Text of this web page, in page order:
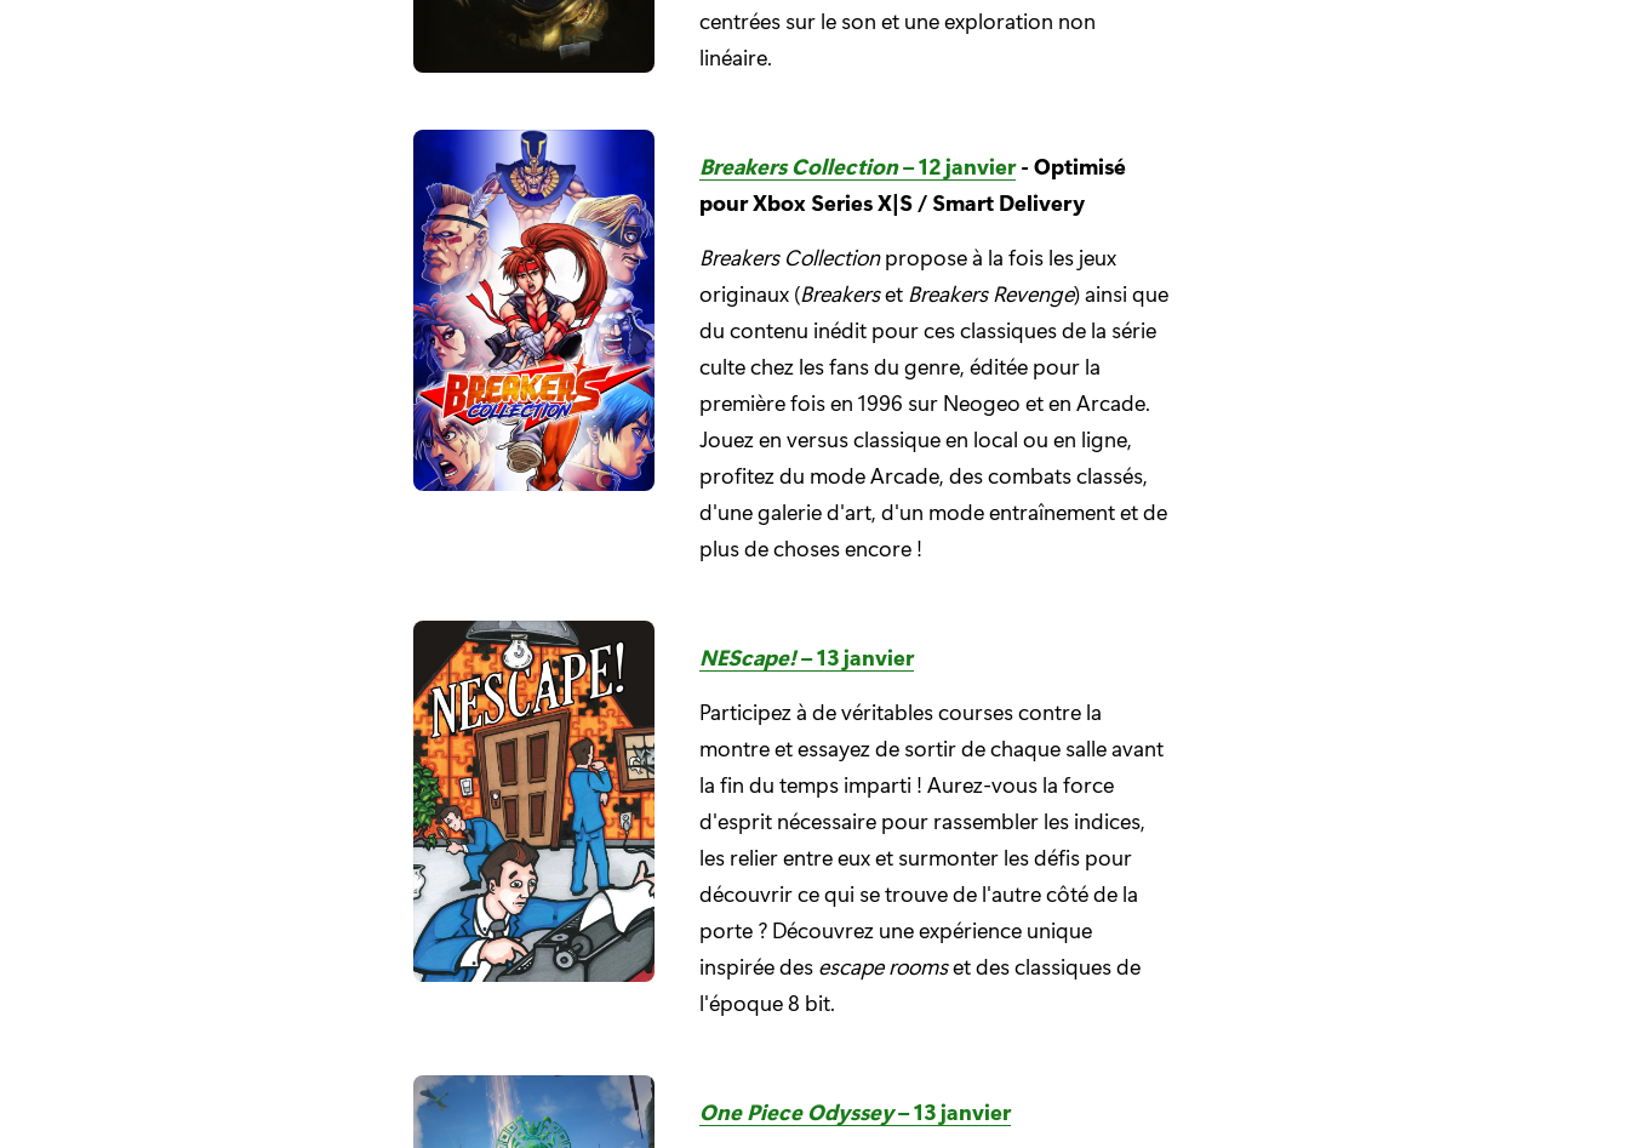
centrées sur le son et une exploration non
linéaire.
Breakers Collection– 12 janvier- Optimisé
pour Xbox Series X|S / Smart Delivery
Breakers Collectionpropose à la fois les jeux
originaux (Breakerset Breakers Revenge) ainsi que
du contenu inédit pour ces classiques de la série
culte chez les fans du genre, éditée pour la
première fois en 1996 sur Neogeo et en Arcade.
Jouez en versus classique en local ou en ligne,
profitez du mode Arcade, des combats classés,
d'une galerie d'art, d'un mode entraînement et de
plus de choses encore !
NEScape!– 13 janvier
Participez à de véritables courses contre la
montre et essayez de sortir de chaque salle avant
la fin du temps imparti ! Aurez-vous la force
d'esprit nécessaire pour rassembler les indices,
les relier entre eux et surmonter les défis pour
découvrir ce qui se trouve de l'autre côté de la
porte ? Découvrez une expérience unique
inspirée des escape roomset des classiques de
l'époque 8 bit.
One Piece Odyssey– 13 janvier